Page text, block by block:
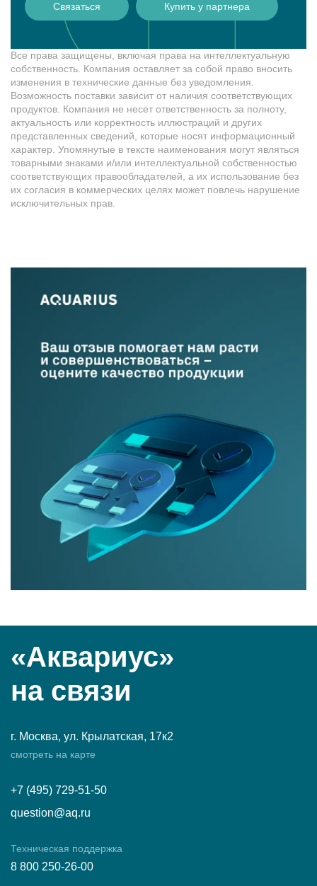
Связаться Купить у партнера
Все права защищены, включая права на интеллектуальную
собственность. Компания оставляет за собой право вносить
изменения в технические данные без уведомления.
Возможность поставки зависит от наличия соответствующих
продуктов. Компания не несет ответственность за полноту,
актуальность или корректность иллюстраций и других
представленных сведений, которые носят информационный
характер. Упомянутые в тексте наименования могут являться
товарными знаками и/или интеллектуальной собственностью
соответствующих правообладателей, а их использование без
их согласия в коммерческих целях может повлечь нарушение
исключительных прав.
«Аквариус»
на связи
г. Москва, ул. Крылатская, 17к2
смотреть на карте
+7 (495) 729-51-50
question@aq.ru
Техническая поддержка
8 800 250-26-00